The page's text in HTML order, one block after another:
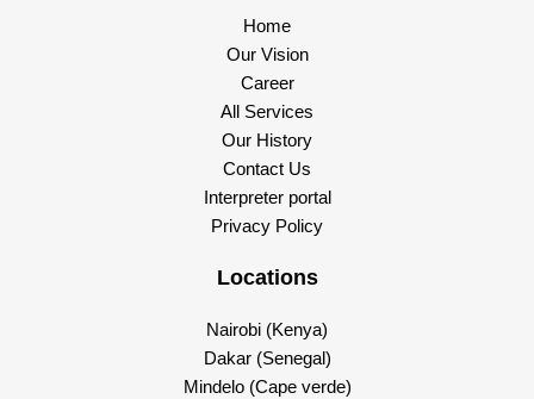
Home
Our Vision
Career
All Services
Our History
Contact Us
Interpreter portal
Privacy Policy
Locations
Nairobi (Kenya)
Dakar (Senegal)
Mindelo (Cape verde)